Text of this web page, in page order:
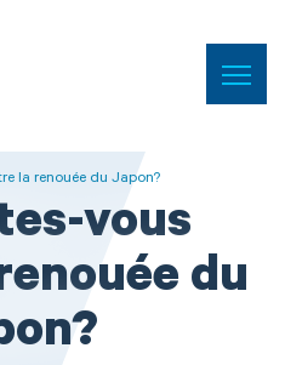
Menu
la renouée du Japon?
vous
du